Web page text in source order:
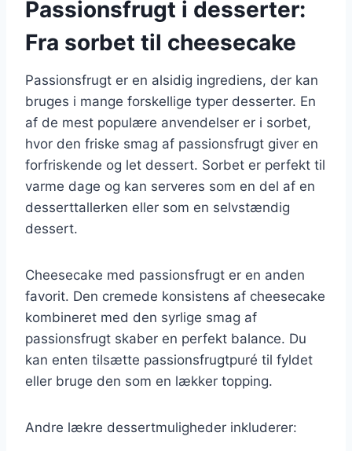
Passionsfrugt i desserter:
Fra sorbet til cheesecake
Passionsfrugt er en alsidig ingrediens, der kan
bruges i mange forskellige typer desserter. En
af de mest populære anvendelser er i sorbet,
hvor den friske smag af passionsfrugt giver en
forfriskende og let dessert. Sorbet er perfekt til
varme dage og kan serveres som en del af en
desserttallerken eller som en selvstændig
dessert.
Cheesecake med passionsfrugt er en anden
favorit. Den cremede konsistens af cheesecake
kombineret med den syrlige smag af
passionsfrugt skaber en perfekt balance. Du
kan enten tilsætte passionsfrugtpuré til fyldet
eller bruge den som en lækker topping.
Andre lækre dessertmuligheder inkluderer: